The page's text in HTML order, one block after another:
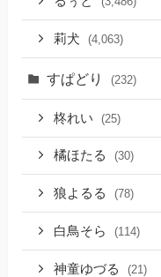
莉犬 (4,063)
すぱどり (232)
柊れい (25)
橘ほたる (30)
狼よるる (78)
白鳥そら (114)
神童ゆづる (21)